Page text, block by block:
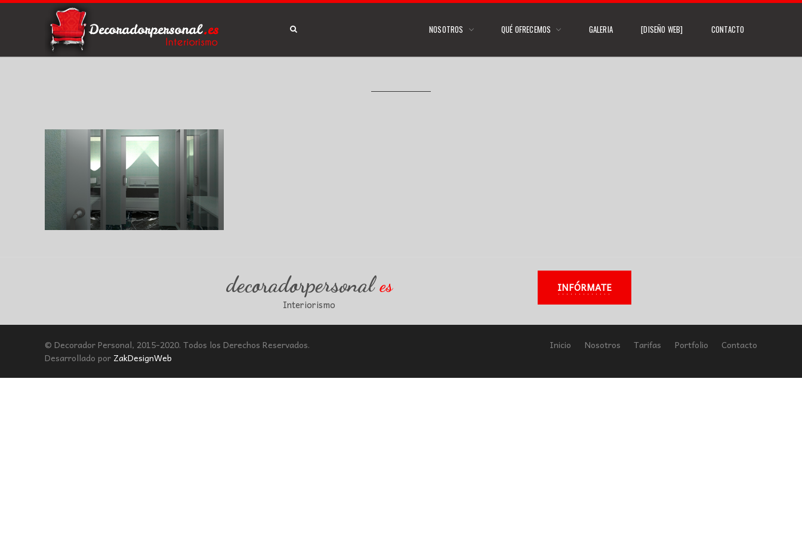
NOSOTROS QUÉ OFRECEMOS GALERIA [DISEÑO WEB] CONTACTO
decoradorpersonales
Interiorismo
INFÓRMATE
© Decorador Personal, 2015-2020. Todos los Derechos Reservados.
Desarrollado por ZakDesignWeb
Inicio Nosotros Tarifas Portfolio Contacto